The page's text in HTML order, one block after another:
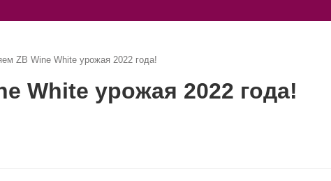
ZB Wine White урожая 2022 года!
White урожая 2022 года!